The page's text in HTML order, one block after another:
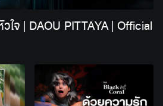
ใจ | DAOU PITTAYA | Official